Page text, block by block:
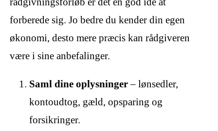
forberede sig. Jo bedre du kender din egen
økonomi, desto mere præcis kan rådgiveren
være i sine anbefalinger.
Saml dine oplysninger– lønsedler,
kontoudtog, gæld, opsparing og
forsikringer.